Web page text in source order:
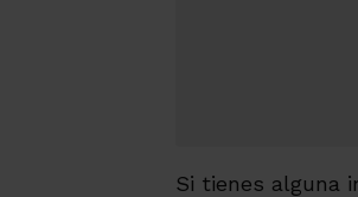
Si tienes alguna